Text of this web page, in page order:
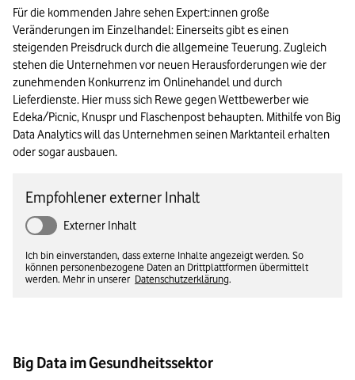
Für die kommenden Jahre sehen Expert:innen große
Veränderungen im Einzelhandel: Einerseits gibt es einen
steigenden Preisdruck durch die allgemeine Teuerung. Zugleich
stehen die Unternehmen vor neuen Herausforderungen wie der
zunehmenden Konkurrenz im Onlinehandel und durch
Lieferdienste. Hier muss sich Rewe gegen Wettbewerber wie
Edeka/Picnic, Knuspr und Flaschenpost behaupten. Mithilfe von Big
Data Analytics will das Unternehmen seinen Marktanteil erhalten
oder sogar ausbauen.
Empfohlener externer Inhalt
Externer Inhalt
Ich bin einverstanden, dass externe Inhalte angezeigt werden. So
können personenbezogene Daten an Drittplattformen übermittelt
werden. Mehr in unserer Datenschutzerklärung.
Big Data im Gesundheitssektor